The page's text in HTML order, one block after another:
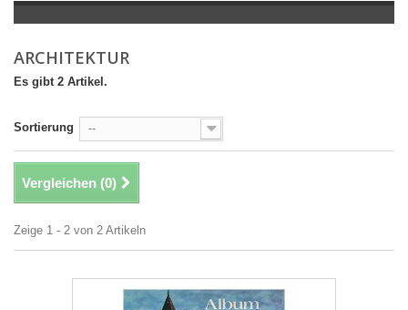
ARCHITEKTUR
Es gibt 2 Artikel.
Sortierung --
Vergleichen (0)
Zeige 1 - 2 von 2 Artikeln